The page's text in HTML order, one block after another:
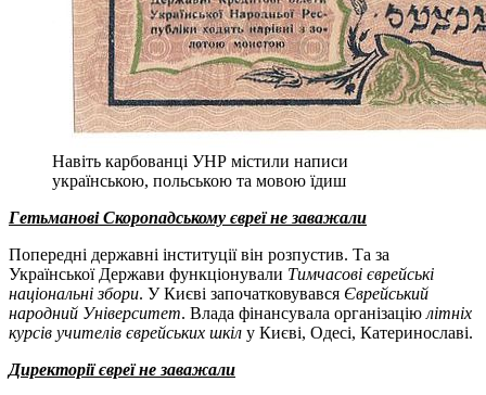
Навіть карбованці УНР містили написи
українською, польською та мовою їдиш
Гетьманові Скоропадському євреї не заважали
Попередні державні інституції він розпустив. Та за
Української Держави функціонували Тимчасові єврейські
національні збори. У Києві започатковувався Єврейський
народний Університет. Влада фінансувала організацію літніх
курсів учителів єврейських шкіл у Києві, Одесі, Катеринославі.
Директорії євреї не заважали